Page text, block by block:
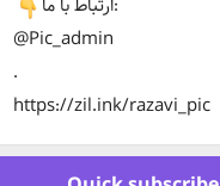
ارتباط با ما:
@Pic_admin
.
https://zil.ink/razavi_pic